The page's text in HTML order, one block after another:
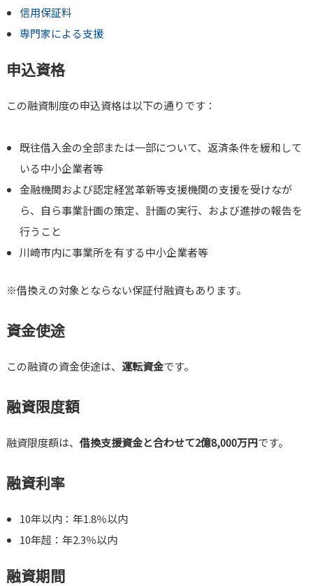
信用保証料
専門家による支援
申込資格
この融資制度の申込資格は以下の通りです：
既往借入金の全部または一部について、返済条件を緩和して
いる中小企業者等
金融機関および認定経営革新等支援機関の支援を受けなが
ら、自ら事業計画の策定、計画の実行、および進捗の報告を
行うこと
川崎市内に事業所を有する中小企業者等
※借換えの対象とならない保証付融資もあります。
資金使途
この融資の資金使途は、 運転資金です。
融資限度額
融資限度額は、 借換支援資金と合わせて2億8,000万円です。
融資利率
10年以内：年1.8％以内
10年超：年2.3％以内
融資期間